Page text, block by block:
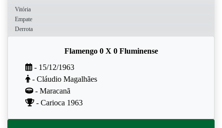
Vitória
Empate
Derrota
Flamengo 0 X 0 Fluminense
- 15/12/1963
- Cláudio Magalhães
- Maracanã
- Carioca 1963